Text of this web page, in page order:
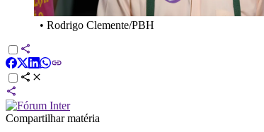
• Rodrigo Clemente/PBH
Compartilhar matéria